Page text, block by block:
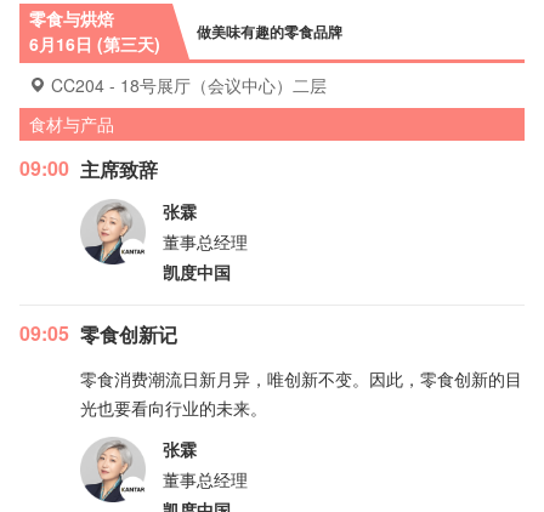
零食与烘焙
6月16日 (第三天)
做美味有趣的零食品牌
CC204 - 18号展厅（会议中心）二层
食材与产品
09:00 主席致辞
张霖
董事总经理
凯度中国
09:05 零食创新记
零食消费潮流日新月异，唯创新不变。因此，零食创新的目
光也要看向行业的未来。
张霖
董事总经理